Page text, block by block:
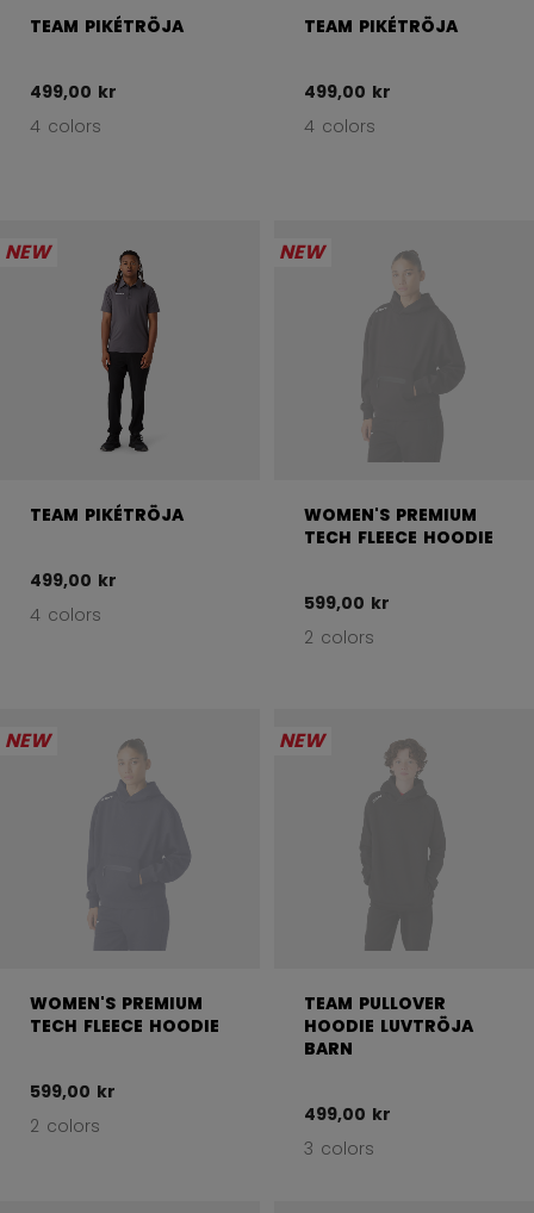
TEAM PIKÉTRÖJA
499,00 kr
4 colors
TEAM PIKÉTRÖJA
499,00 kr
4 colors
NEW
TEAM PIKÉTRÖJA
499,00 kr
4 colors
NEW
WOMEN'S PREMIUM
TECH FLEECE HOODIE
599,00 kr
2 colors
NEW
WOMEN'S PREMIUM
TECH FLEECE HOODIE
599,00 kr
2 colors
NEW
TEAM PULLOVER
HOODIE LUVTRÖJA
BARN
499,00 kr
3 colors